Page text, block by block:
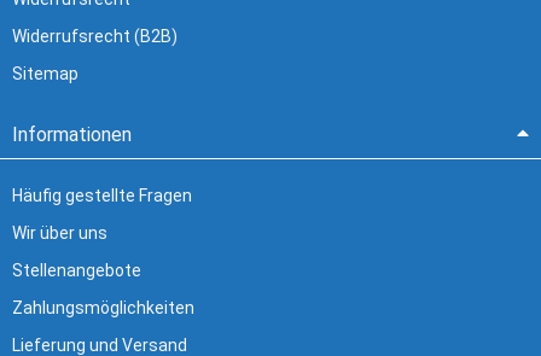
Widerrufsrecht (B2B)
Sitemap
Informationen
Häufig gestellte Fragen
Wir über uns
Stellenangebote
Zahlungsmöglichkeiten
Lieferung und Versand